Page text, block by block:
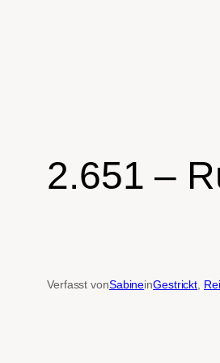
2.651 –
Verfasst vonSabineinGestrickt,